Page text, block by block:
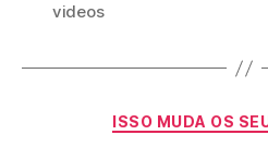
videos
ISSO MUDA OS